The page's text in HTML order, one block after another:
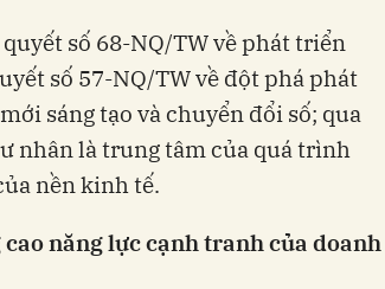
số 68-NQ/TW về phát triển
số 57-NQ/TW về đột phá phát
sáng tạo và chuyển đổi số; qua
nhân là trung tâm của quá trình
nền kinh tế.
năng lực cạnh tranh của doanh